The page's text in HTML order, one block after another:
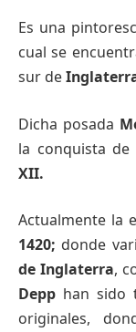
Es una
cual se
sur de
Dicha posada
la conquista
XII.
Actualmente la
1420; donde
de Inglaterra,
Depp han sido
originales,